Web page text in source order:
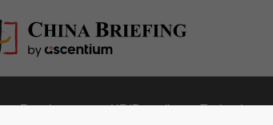
Regulatory HR/Payroll Technology